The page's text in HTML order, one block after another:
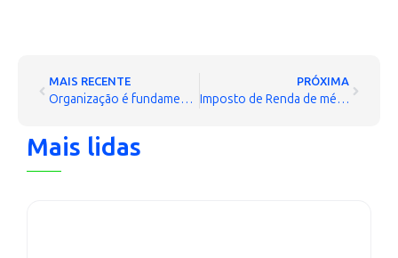
MAIS RECENTE
Organização é fundamental para a correta declaração do Imposto de Renda
PRÓXIMA
Imposto de Renda de médicos, dentistas e advogados vai incluir CPF de clientes
Mais lidas